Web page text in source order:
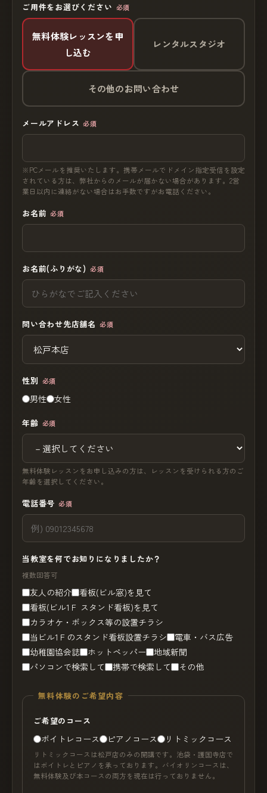
ご用件をお選びください 必須
無料体験レッスンを申
し込む
レンタルスタジオ
その他のお問い合わせ
メールアドレス 必須
※PCメールを推奨いたします。携帯メールでドメイン指定受信を設定
されている方は、弊社からのメールが届かない場合があります。2営
業日以内に連絡がない場合はお手数ですがお電話ください。
お名前 必須
お名前(ふりがな) 必須
問い合わせ先店舗名 必須
性別 必須
男性 女性
年齢 必須
無料体験レッスンをお申し込みの方は、レッスンを受けられる方のご
年齢を選択してください。
電話番号 必須
当教室を何でお知りになりましたか？
複数回答可
友人の紹介
看板(ビル窓)を見て
看板(ビル1Ｆ スタンド看板)を見て
カラオケ・ボックス等の設置チラシ
当ビル1Ｆのスタンド看板設置チラシ
電車・バス広告
幼稚園協会誌
ホットペッパー
地域新聞
パソコンで検索して
携帯で検索して その他
無料体験のご希望内容
ご希望のコース
ボイトレコース ピアノコース リトミックコース
リトミックコースは松戸店のみの開講です。池袋・護国寺店で
はボイトレとピアノを承っております。バイオリンコースは、
無料体験及び本コースの両方を現在は行っておりません。